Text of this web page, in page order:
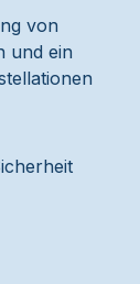
von
und ein